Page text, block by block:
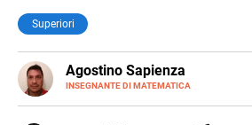
Superiori
Agostino Sapienza
INSEGNANTE DI MATEMATICA
E-
MAIL
LINKEDIN